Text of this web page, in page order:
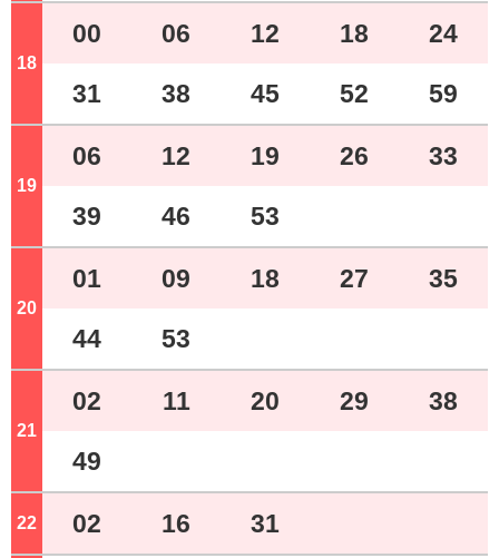
18
00 06 12 18 24
31 38 45 52 59
19
06 12 19 26 33
39 46 53
20
01 09 18 27 35
44 53
21
02 11 20 29 38
49
22 02 16 31